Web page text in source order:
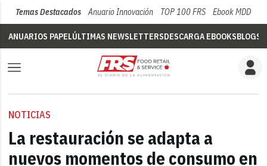
Temas Destacados Anuario Innovación TOP 100 FRS Ebook MDD
ANUARIOS PAPELÚLTIMAS NEWSLETTERSDESCARGA EBOOKSBLOGS
NOTICIAS
La restauración se adapta a
nuevos momentos de consumo en